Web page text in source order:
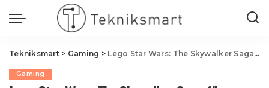
Tekniksmart> Gaming > Lego Star Wars: The Skywalker Saga försenas – släpps INTE våren 2021
Gaming